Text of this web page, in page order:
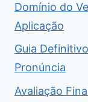
Domínio do
Aplicação
Guia
Pronúncia
Avaliação